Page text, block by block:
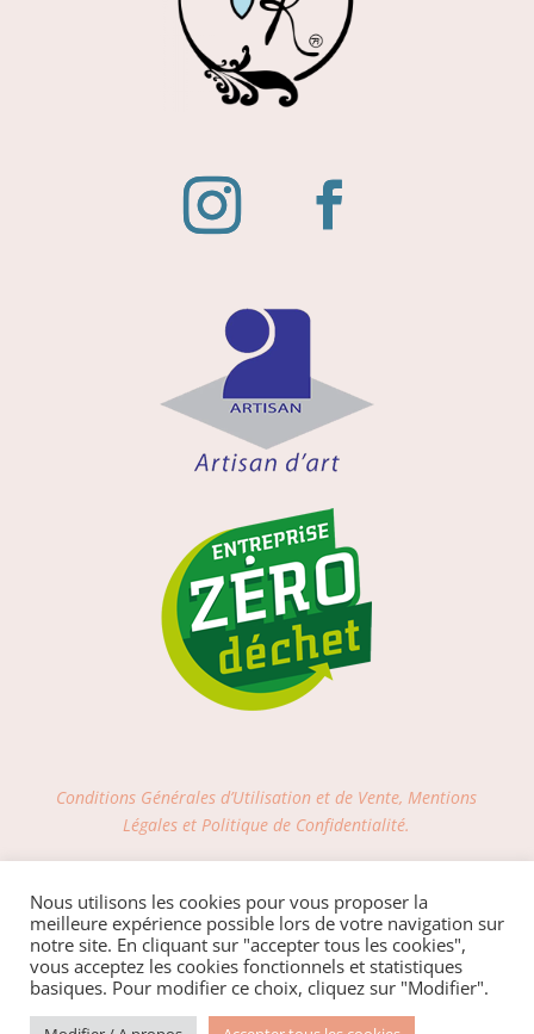
Conditions Générales d’Utilisation et de Vente, Mentions
Légales et Politique de Confidentialité.
100€ d'achat sur le site
Site internet réalisé avec Amour par OhMyConcept.fr
Nous utilisons les cookies pour vous proposer la
meilleure expérience possible lors de votre navigation sur
notre site. En cliquant sur "accepter tous les cookies",
vous acceptez les cookies fonctionnels et statistiques
basiques. Pour modifier ce choix, cliquez sur "Modifier".